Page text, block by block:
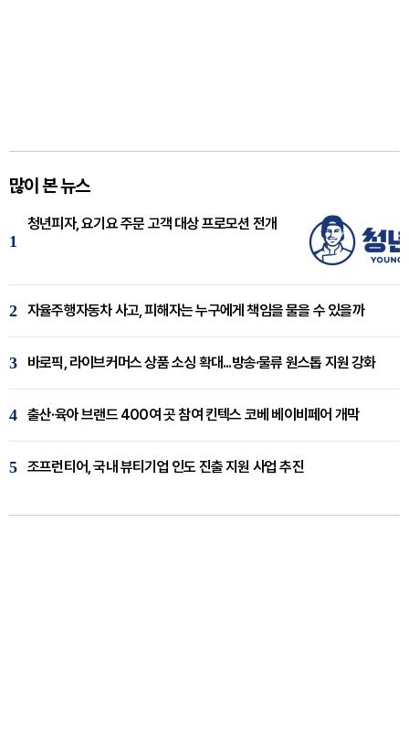
많이 본 뉴스
1
청년피자, 요기요 주문 고객 대상 프로모션 전개
2 자율주행자동차 사고, 피해자는 누구에게 책임을 물을 수 있을까
3 바로픽, 라이브커머스 상품 소싱 확대...방송·물류 원스톱 지원 강화
4 출산·육아 브랜드 400여 곳 참여 킨텍스 코베 베이비페어 개막
5 조프런티어, 국내 뷰티기업 인도 진출 지원 사업 추진